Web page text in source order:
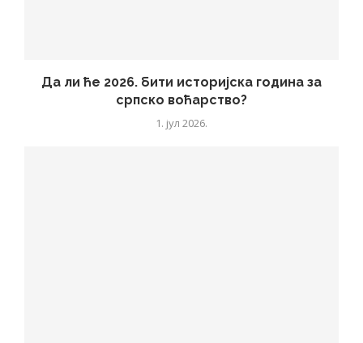
Да ли ће 2026. бити историјска година за
српско воћарство?
1. јул 2026.